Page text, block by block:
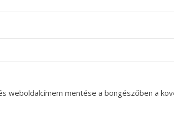
weboldalcímem mentése a böngészőben a